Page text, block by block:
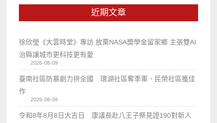
近期文章
徐欣瑩《大雲時堂》專訪 放棄NASA獎學金留家鄉 主張雙AI
治縣讓城市更科技更有愛
2026-08-09
臺南社區防暴劇力拚全國 環湖社區奪季軍、民榮社區獲佳
作
2026-08-09
令和8年8月8日大吉日 康議長赴八王子祭見證190對新人